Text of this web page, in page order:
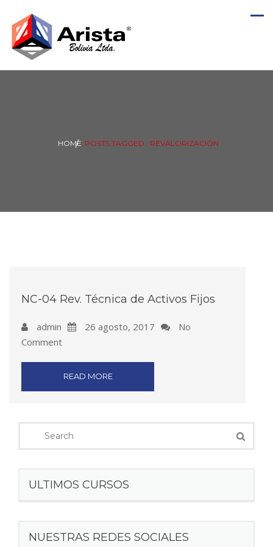
HOME POSTS TAGGED : REVALORIZACIÓN
NC-04 Rev. Técnica de Activos Fijos
admin 26 agosto, 2017
No
Comment
READ MORE
ULTIMOS CURSOS
NUESTRAS REDES SOCIALES